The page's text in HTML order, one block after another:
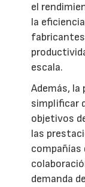
el
la
escala.
Además, la
simplificar
objetivos
las
compañías
demanda